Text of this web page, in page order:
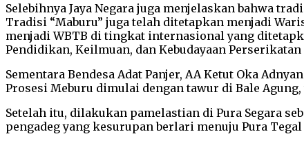
Selebihnya Jaya Negara juga menjelaskan bahwa
Tradisi “Maburu” juga telah ditetapkan menjadi
menjadi WBTB di tingkat internasional yang
Pendidikan, Keilmuan, dan Kebudayaan Perserikatan
Sementara Bendesa Adat Panjer, AA Ketut Oka
Prosesi Meburu dimulai dengan tawur di Bale
Setelah itu, dilakukan pamelastian di Pura Segara
pengadeg yang kesurupan berlari menuju Pura